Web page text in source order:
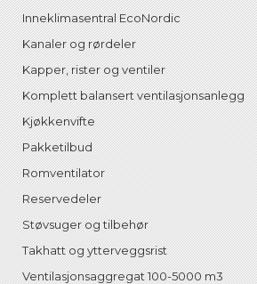
Inneklimasentral EcoNordic
Kanaler og rørdeler
Kapper, rister og ventiler
Komplett balansert ventilasjonsanlegg
Kjøkkenvifte
Pakketilbud
Romventilator
Reservedeler
Støvsuger og tilbehør
Takhatt og ytterveggsrist
Ventilasjonsaggregat 100-5000 m3